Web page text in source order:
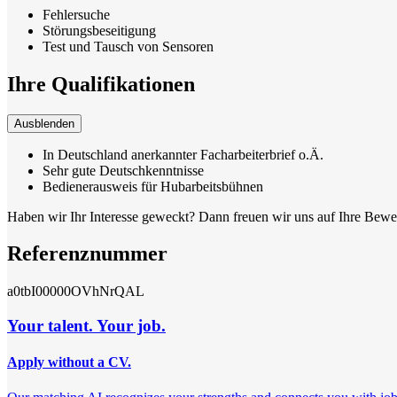
Fehlersuche
Störungsbeseitigung
Test und Tausch von Sensoren
Ihre Qualifikationen
Ausblenden
In Deutschland anerkannter Facharbeiterbrief o.Ä.
Sehr gute Deutschkenntnisse
Bedienerausweis für Hubarbeitsbühnen
Haben wir Ihr Interesse geweckt? Dann freuen wir uns auf Ihre
Referenznummer
a0tbI00000OVhNrQAL
Your talent. Your job.
Apply without a CV.